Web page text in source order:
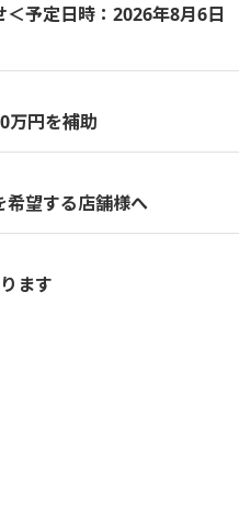
予定日時：2026年8月6日
万円を補助
希望する店舗様へ
ます